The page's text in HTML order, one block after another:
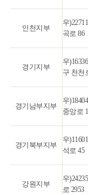
인천지부
우
곡로 86
경기지부
우
구 천천
경기남부지부
우
중앙로
경기북부지부
우
석로 45
강원지부
우
로 2953